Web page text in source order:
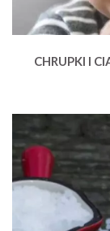
CHRUPKI I